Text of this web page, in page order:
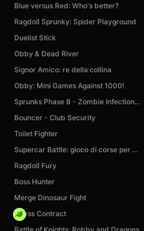
Blue versus Red: Who's better?
Ragdoll Sprunky: Spider Playground
Duelist Stick
Obby & Dead River
Signor Amico: re della collina
Obby: Mini Games Against 1000!
Sprunks Phase 8 - Zombie Infection playground
Bouncer - Club Security
Toilet Fighter
Supercar Battle: gioco di corse per 2 giocatori
Ragdoll Fury
Boss Hunter
Merge Dinosaur Fight
Abyss Contract